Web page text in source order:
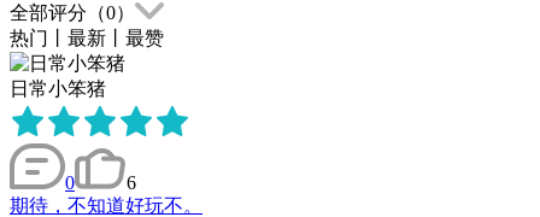
全部评分（0）
热门
最新 最赞
日常小笨猪
0
6
期待，不知道好玩不。